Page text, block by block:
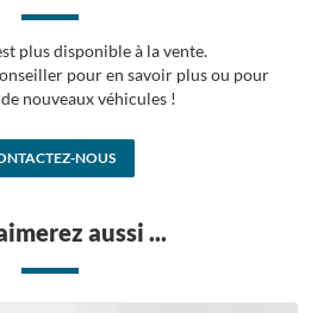
plus disponible à la vente.
pour en savoir plus ou pour
nouveaux véhicules !
NOUS
aussi ...